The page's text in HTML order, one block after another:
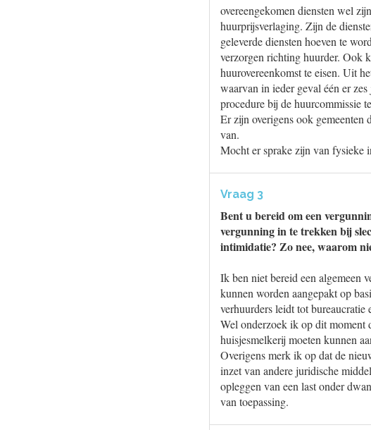
overeengekomen diensten wel
huurprijsverlaging. Zijn de
geleverde diensten hoeven te
verzorgen richting huurder. Ook
huurovereenkomst te eisen. Uit
waarvan in ieder geval één er
procedure bij de huurcommissie
Er zijn overigens ook gemeenten
van.
Mocht er sprake zijn van fysieke
Vraag 3
Bent u bereid om een
vergunning in te trekken bij
intimidatie? Zo nee, waarom
Ik ben niet bereid een algemeen
kunnen worden aangepakt op
verhuurders leidt tot bureaucratie
Wel onderzoek ik op dit moment
huisjesmelkerij moeten kunnen
Overigens merk ik op dat de
inzet van andere juridische
opleggen van een last onder
van toepassing.